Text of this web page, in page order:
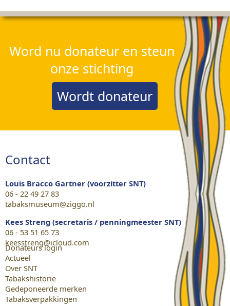
Word nu donateur en steun
onze stichting
Wordt donateur
Contact
Louis Bracco Gartner (voorzitter SNT)
06 - 22 49 27 83
tabaksmuseum@ziggo.nl
Kees Streng (secretaris / penningmeester SNT)
06 - 53 51 65 73
keesstreng@icloud.com
Donateurs login
Actueel
Over SNT
Tabakshistorie
Gedeponeerde merken
Tabaksverpakkingen